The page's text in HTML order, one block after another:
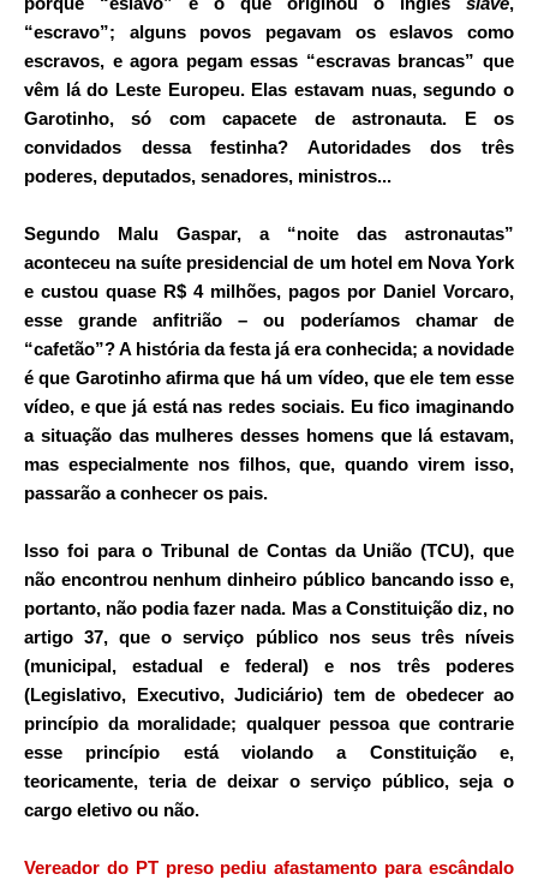
“escravo”; alguns povos pegavam os eslavos como
escravos, e agora pegam essas “escravas brancas” que
vêm lá do Leste Europeu. Elas estavam nuas, segundo o
Garotinho, só com capacete de astronauta. E os
convidados dessa festinha? Autoridades dos três
poderes, deputados, senadores, ministros...
Segundo Malu Gaspar, a “noite das astronautas”
aconteceu na suíte presidencial de um hotel em Nova York
e custou quase R$ 4 milhões, pagos por Daniel Vorcaro,
esse grande anfitrião – ou poderíamos chamar de
“cafetão”? A história da festa já era conhecida; a novidade
é que Garotinho afirma que há um vídeo, que ele tem esse
vídeo, e que já está nas redes sociais. Eu fico imaginando
a situação das mulheres desses homens que lá estavam,
mas especialmente nos filhos, que, quando virem isso,
passarão a conhecer os pais.
Isso foi para o Tribunal de Contas da União (TCU), que
não encontrou nenhum dinheiro público bancando isso e,
portanto, não podia fazer nada. Mas a Constituição diz, no
artigo 37, que o serviço público nos seus três níveis
(municipal, estadual e federal) e nos três poderes
(Legislativo, Executivo, Judiciário) tem de obedecer ao
princípio da moralidade; qualquer pessoa que contrarie
esse princípio está violando a Constituição e,
teoricamente, teria de deixar o serviço público, seja o
cargo eletivo ou não.
Vereador do PT preso pediu afastamento para escândalo